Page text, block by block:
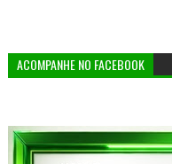
ACOMPANHE NO FACEBOOK